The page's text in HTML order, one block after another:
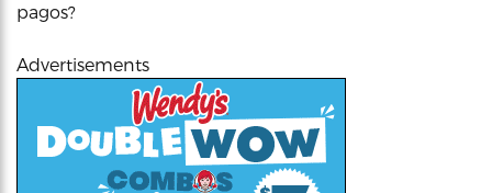
pagos?
Advertisements